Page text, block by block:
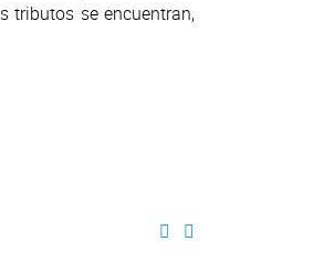
tributos se encuentran,